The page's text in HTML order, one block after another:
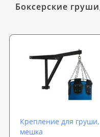
Боксерские
Крепление для груши,
мешка